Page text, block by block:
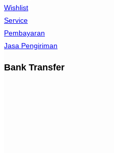
Wishlist
Service
Pembayaran
Jasa Pengiriman
Bank Transfer